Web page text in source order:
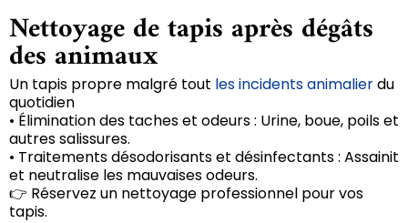
Nettoyage de tapis après dégâts
des animaux
Un tapis propre malgré tout les incidents animalierdu
quotidien
• Élimination des taches et odeurs : Urine, boue, poils et
autres salissures.
• Traitements désodorisants et désinfectants : Assainit
et neutralise les mauvaises odeurs.
👉 Réservez un nettoyage professionnel pour vos
tapis.